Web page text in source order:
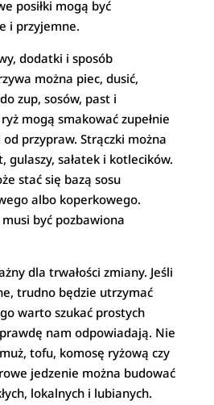
posiłki mogą być
i przyjemne.
dodatki i sposób
można piec, dusić,
zup, sosów, past i
mogą smakować zupełnie
przypraw. Strączki można
gulaszy, sałatek i kotlecików.
stać się bazą sosu
albo koperkowego.
być pozbawiona
dla trwałości zmiany. Jeśli
trudno będzie utrzymać
warto szukać prostych
nam odpowiadają. Nie
tofu, komosę ryżową czy
jedzenie można budować
lokalnych i lubianych.